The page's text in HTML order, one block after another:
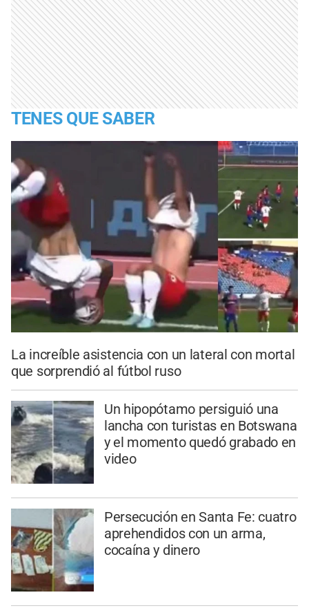
TENES QUE SABER
La increíble asistencia con un lateral con mortal
que sorprendió al fútbol ruso
Un hipopótamo persiguió una
lancha con turistas en Botswana
y el momento quedó grabado en
video
Persecución en Santa Fe: cuatro
aprehendidos con un arma,
cocaína y dinero